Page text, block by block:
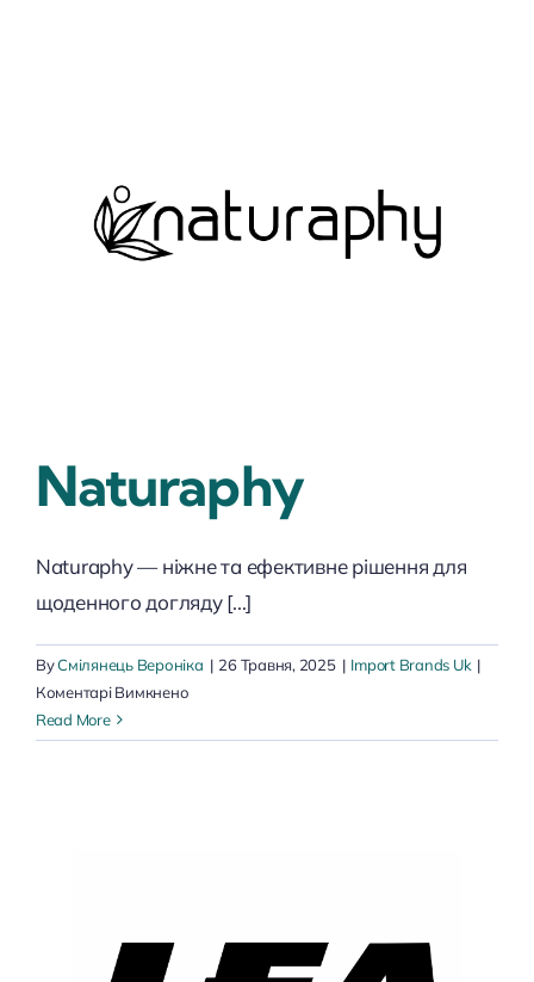
Naturaphy
Naturaphy — ніжне та ефективне рішення для
щоденного догляду [...]
ByСмілянець Вероніка | 26 Травня, 2025 | Import Brands Uk |
Коментарі Вимкненодо
Read More